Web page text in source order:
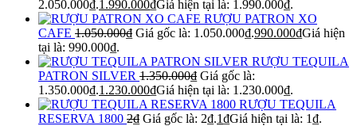
2.050.000₫.1.990.000₫Giá hiện tại là: 1.990.000₫.
RƯỢU PATRON XO
CAFE 1.050.000₫ Giá gốc là: 1.050.000₫.990.000₫Giá hiện
tại là: 990.000₫.
RƯỢU TEQUILA
PATRON SILVER 1.350.000₫ Giá gốc là:
1.350.000₫.1.230.000₫Giá hiện tại là: 1.230.000₫.
RƯỢU TEQUILA
RESERVA 1800 2₫ Giá gốc là: 2₫.1₫Giá hiện tại là: 1₫.